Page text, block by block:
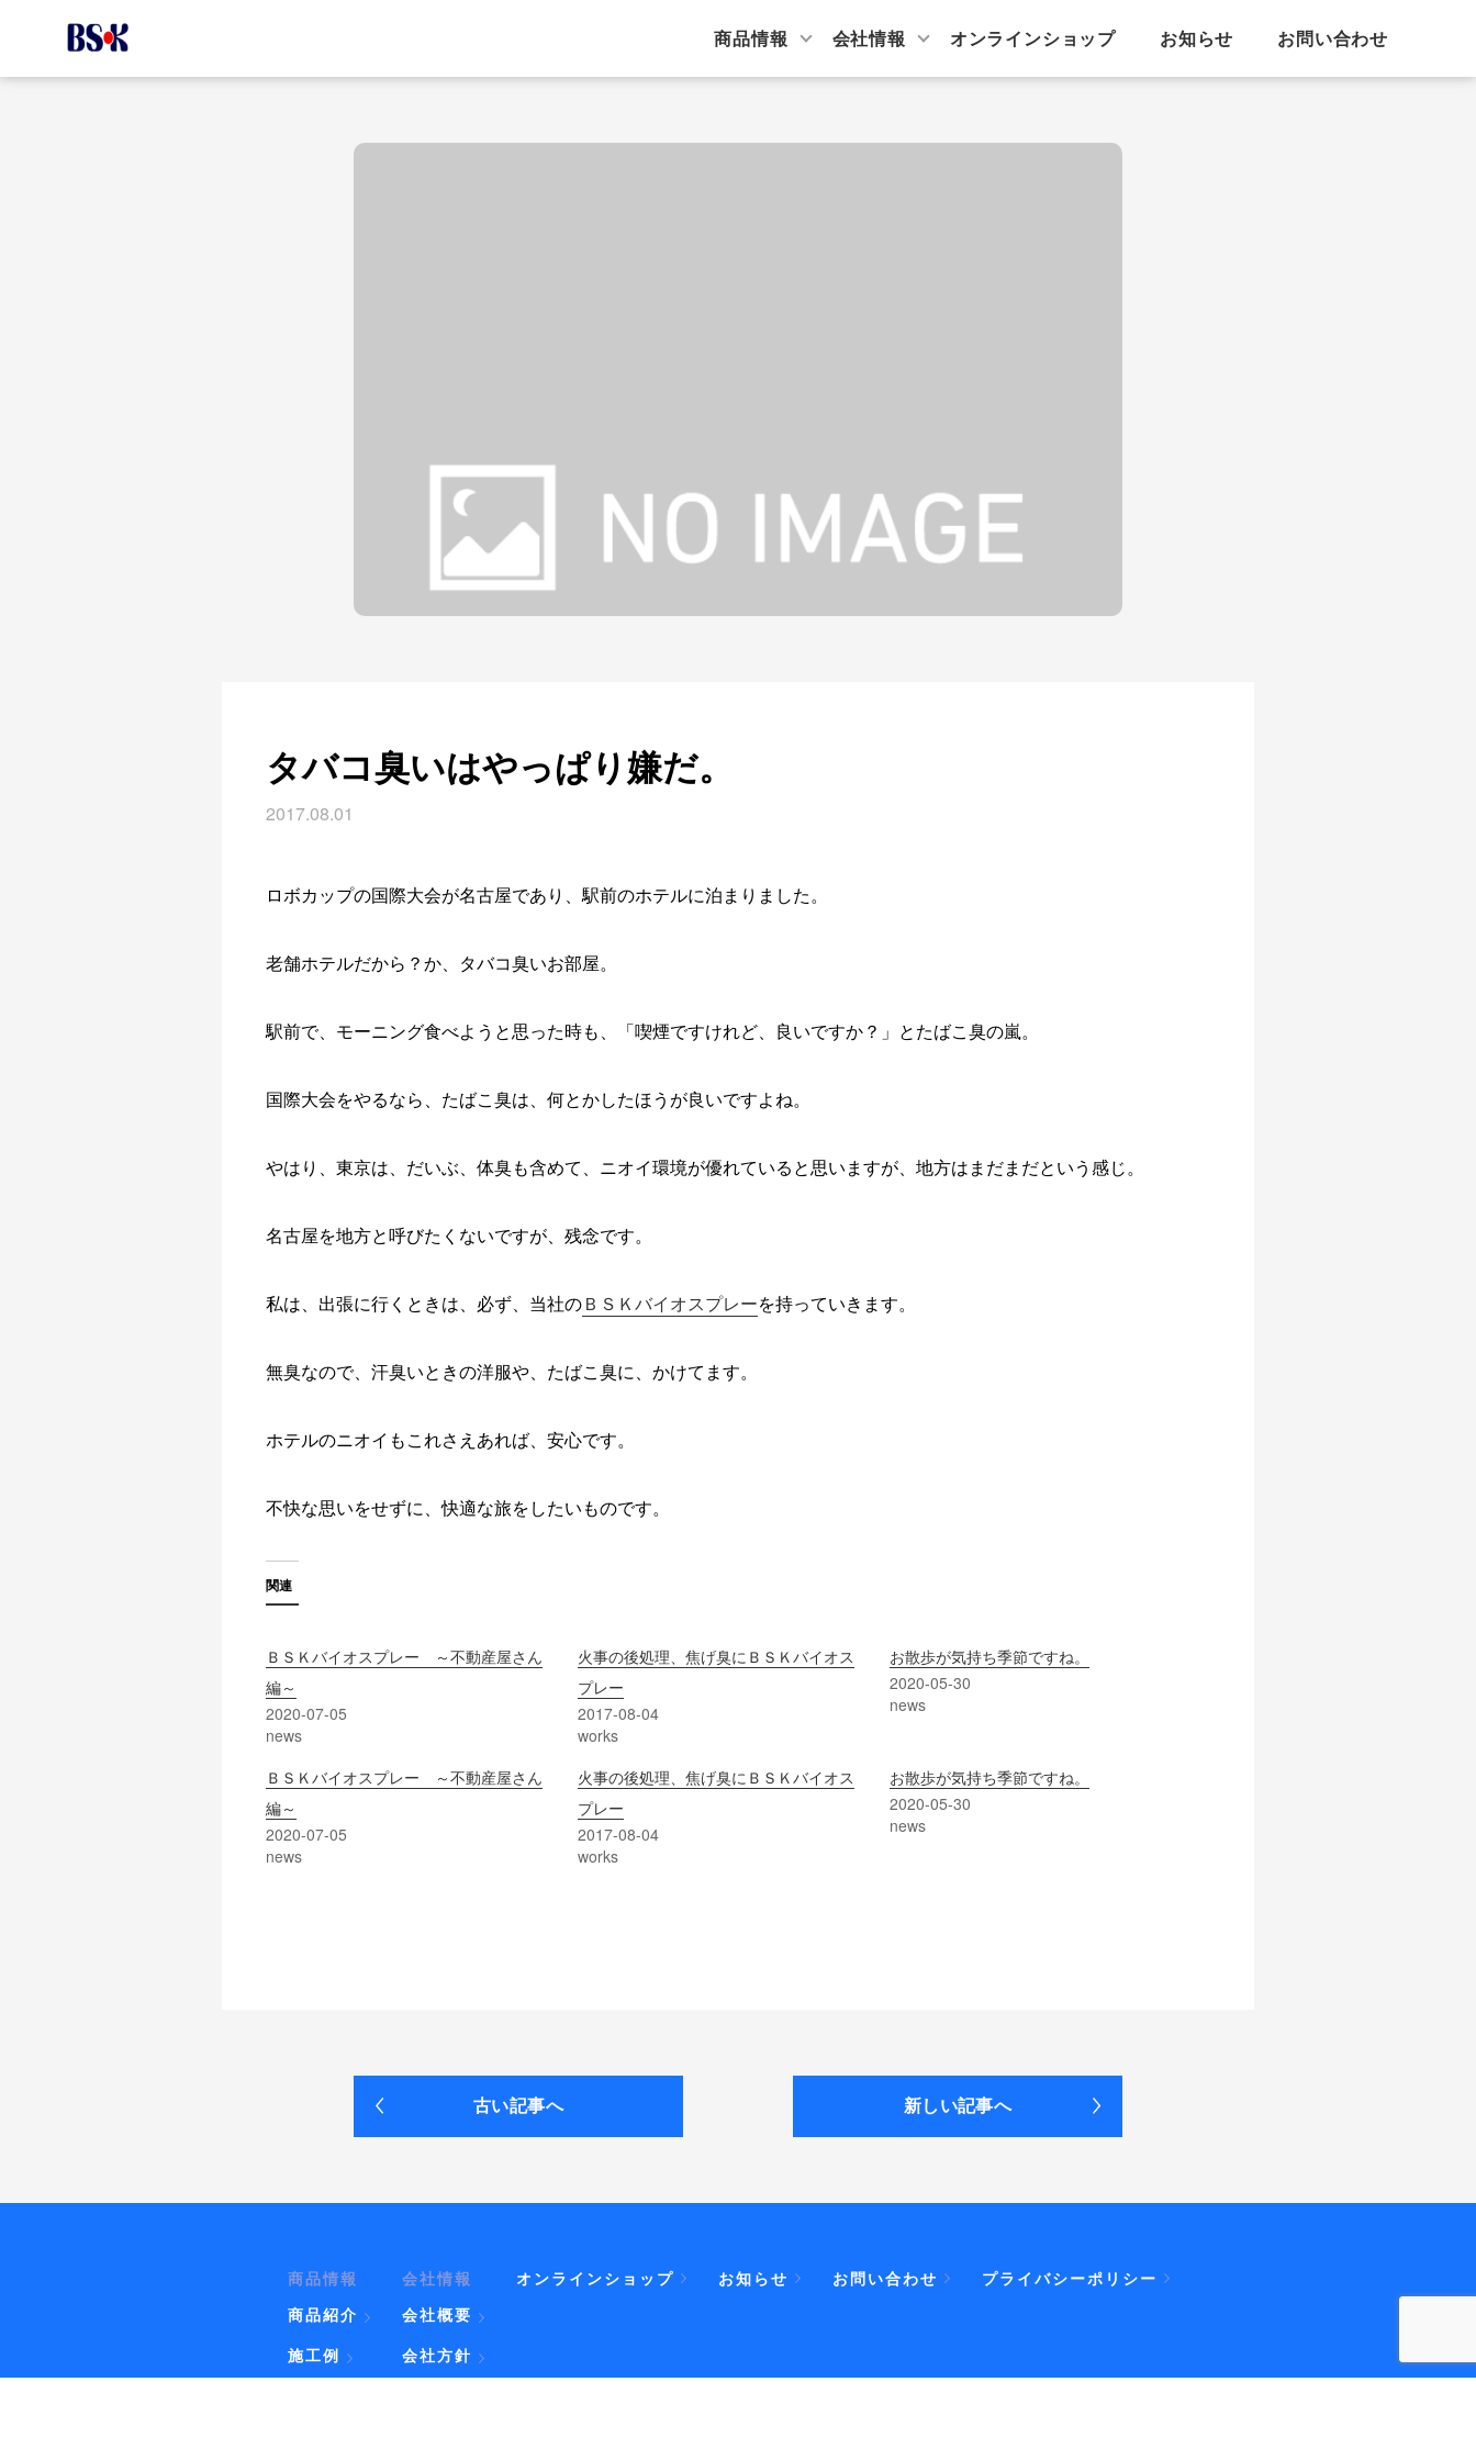
商品情報 会社情報 オンラインショップ お知らせ お問い合わせ
タバコ臭いはやっぱり嫌だ。
2017.08.01
ロボカップの国際大会が名古屋であり、駅前のホテルに泊まりました。
老舗ホテルだから？か、タバコ臭いお部屋。
駅前で、モーニング食べようと思った時も、「喫煙ですけれど、良いですか？」とたばこ臭の嵐。
国際大会をやるなら、たばこ臭は、何とかしたほうが良いですよね。
やはり、東京は、だいぶ、体臭も含めて、ニオイ環境が優れていると思いますが、地方はまだまだという感じ。
名古屋を地方と呼びたくないですが、残念です。
私は、出張に行くときは、必ず、当社のＢＳＫバイオスプレーを持っていきます。
無臭なので、汗臭いときの洋服や、たばこ臭に、かけてます。
ホテルのニオイもこれさえあれば、安心です。
不快な思いをせずに、快適な旅をしたいものです。
関連
ＢＳＫバイオスプレー ～不動産屋さん
編～
2020-07-05
news
火事の後処理、焦げ臭にＢＳＫバイオス
プレー
2017-08-04
works
お散歩が気持ち季節ですね。
2020-05-30
news
ＢＳＫバイオスプレー ～不動産屋さん
編～
2020-07-05
news
火事の後処理、焦げ臭にＢＳＫバイオス
プレー
2017-08-04
works
お散歩が気持ち季節ですね。
2020-05-30
news
古い記事へ 新しい記事へ
商品情報
商品紹介
施工例
会社情報
会社概要
会社方針
オンラインショップ お知らせ お問い合わせ プライバシーポリシー